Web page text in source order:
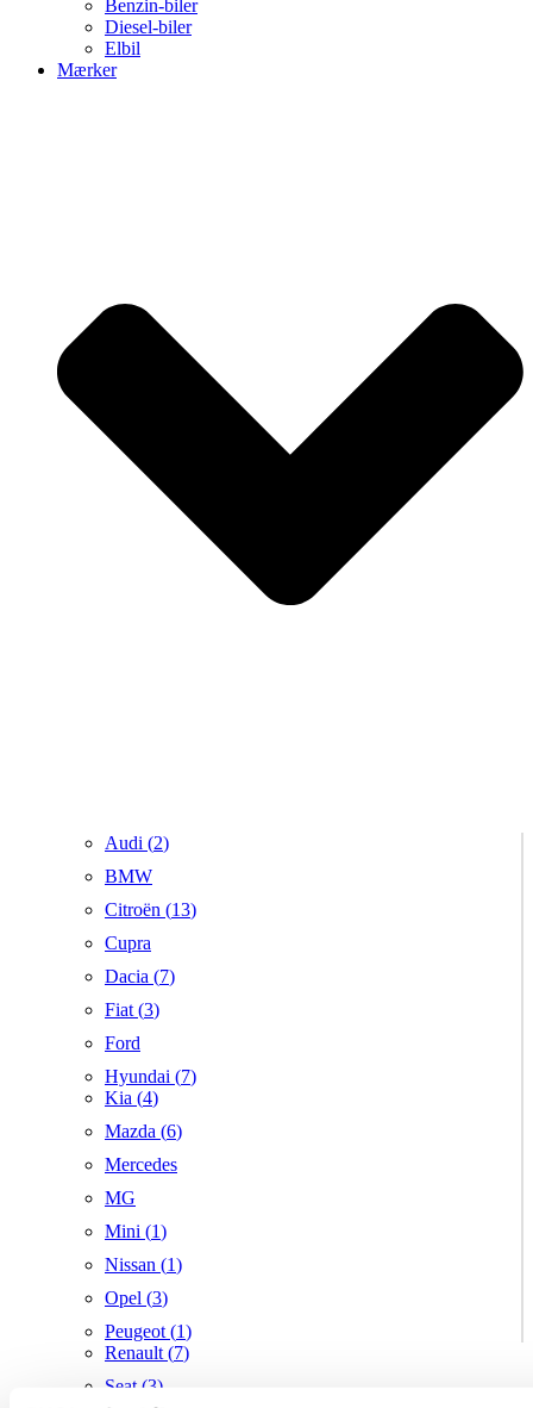
Benzin-biler
Diesel-biler
Elbil
Mærker
Audi (2)
BMW
Citroën (13)
Cupra
Dacia (7)
Fiat (3)
Ford
Hyundai (7)
Kia (4)
Mazda (6)
Mercedes
MG
Mini (1)
Nissan (1)
Opel (3)
Peugeot (1)
Renault (7)
Seat (3)